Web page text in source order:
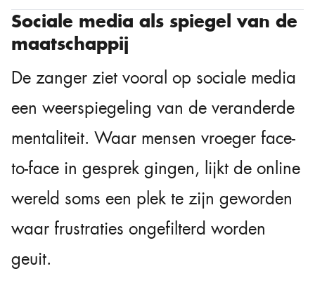
Sociale media als spiegel van de
maatschappij
De zanger ziet vooral op sociale media
een weerspiegeling van de veranderde
mentaliteit. Waar mensen vroeger face-
to-face in gesprek gingen, lijkt de online
wereld soms een plek te zijn geworden
waar frustraties ongefilterd worden
geuit.